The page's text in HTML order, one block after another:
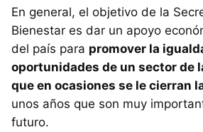
En general, el objetivo de la
Bienestar es dar un apoyo
del país para promover la
oportunidades de un sector de
que en ocasiones se le cierran
unos años que son muy
futuro.